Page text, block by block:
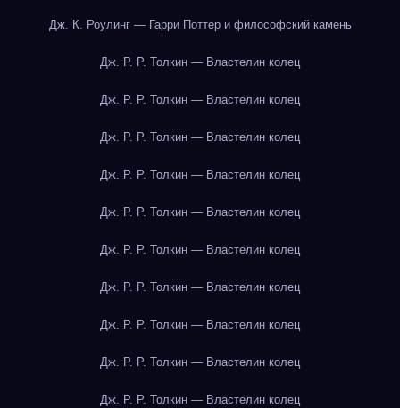
Дж. К. Роулинг — Гарри Поттер и философский камень
Дж. Р. Р. Толкин — Властелин колец
Дж. Р. Р. Толкин — Властелин колец
Дж. Р. Р. Толкин — Властелин колец
Дж. Р. Р. Толкин — Властелин колец
Дж. Р. Р. Толкин — Властелин колец
Дж. Р. Р. Толкин — Властелин колец
Дж. Р. Р. Толкин — Властелин колец
Дж. Р. Р. Толкин — Властелин колец
Дж. Р. Р. Толкин — Властелин колец
Дж. Р. Р. Толкин — Властелин колец